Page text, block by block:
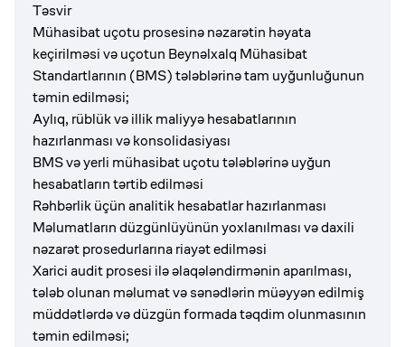
Təsvir
Mühasibat uçotu prosesinə nəzarətin həyata
keçirilməsi və uçotun Beynəlxalq Mühasibat
Standartlarının (BMS) tələblərinə tam uyğunluğunun
təmin edilməsi;
Aylıq, rüblük və illik maliyyə hesabatlarının
hazırlanması və konsolidasiyası
BMS və yerli mühasibat uçotu tələblərinə uyğun
hesabatların tərtib edilməsi
Rəhbərlik üçün analitik hesabatlar hazırlanması
Məlumatların düzgünlüyünün yoxlanılması və daxili
nəzarət prosedurlarına riayət edilməsi
Xarici audit prosesi ilə əlaqələndirmənin aparılması,
tələb olunan məlumat və sənədlərin müəyyən edilmiş
müddətlərdə və düzgün formada təqdim olunmasının
təmin edilməsi;